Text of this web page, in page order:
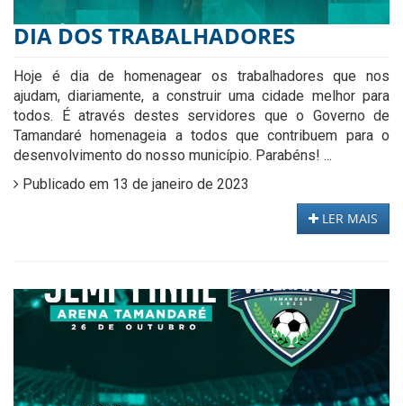
DIA DOS TRABALHADORES
Hoje é dia de homenagear os trabalhadores que nos
ajudam, diariamente, a construir uma cidade melhor para
todos. É através destes servidores que o Governo de
Tamandaré homenageia a todos que contribuem para o
desenvolvimento do nosso município. Parabéns! ...
Publicado em 13 de janeiro de 2023
LER MAIS